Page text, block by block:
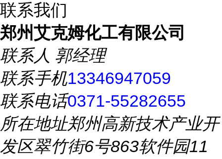
联系我们
郑州艾克姆化工有限公司
联系人 郭经理
联系手机13346947059
联系电话0371-55282655
所在地址郑州高新技术产业开
发区翠竹街6号863软件园11